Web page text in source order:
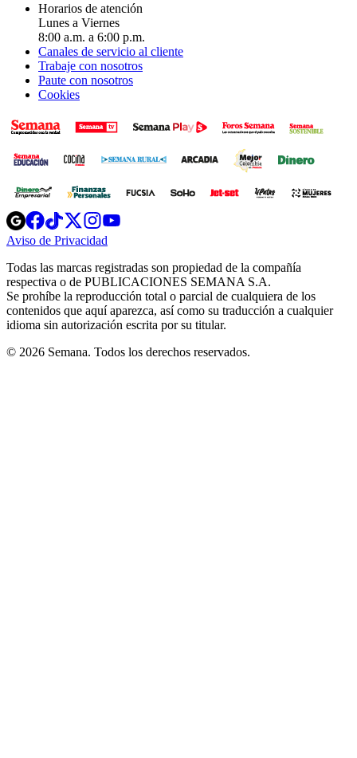
Horarios de atención
Lunes a Viernes
8:00 a.m. a 6:00 p.m.
Canales de servicio al cliente
Trabaje con nosotros
Paute con nosotros
Cookies
Opens
in
new
Opens
in
new
Opens
in
new
window
Opens
new
windowwindow
Aviso de Privacidad
new
window
Todas las marcas registradas son propiedad de la compañía
respectiva o de PUBLICACIONES SEMANA S.A.
Se prohíbe la reproducción total o parcial de cualquiera de los
contenidos que aquí aparezca, así como su traducción a cualquier
idioma sin autorización escrita por su titular.
© 2026 Semana. Todos los derechos reservados.